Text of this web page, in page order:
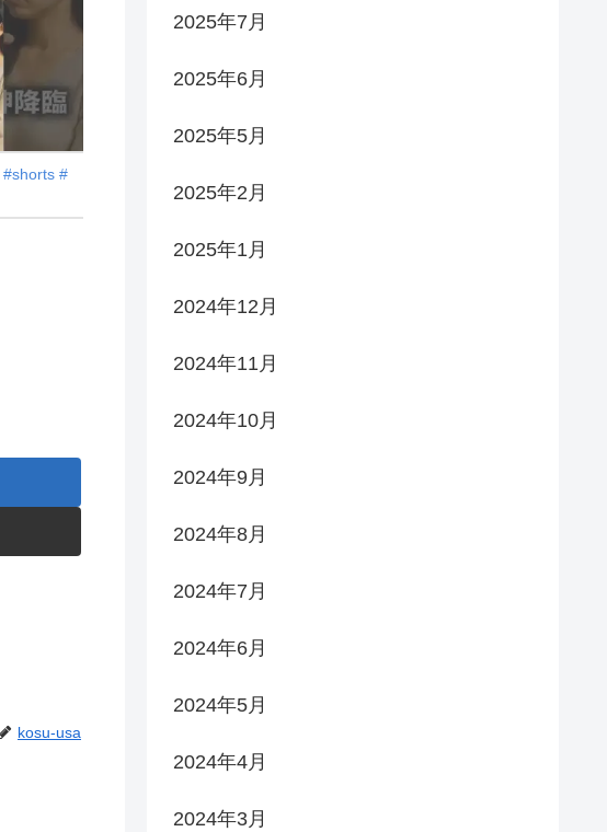
#shorts #
kosu-usa
2025年7月
2025年6月
2025年5月
2025年2月
2025年1月
2024年12月
2024年11月
2024年10月
2024年9月
2024年8月
2024年7月
2024年6月
2024年5月
2024年4月
2024年3月